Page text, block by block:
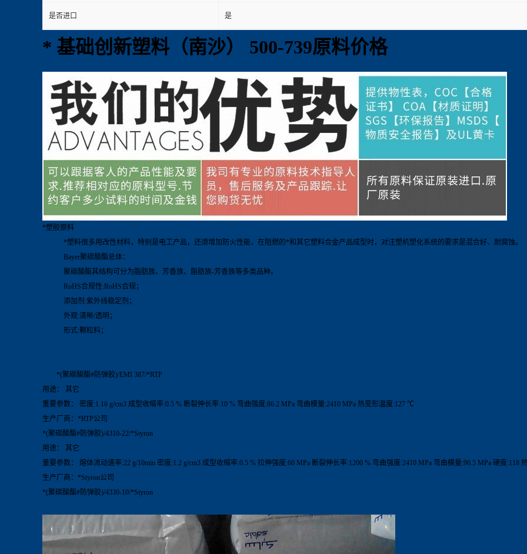
是否进口 是
* 基础创新塑料（南沙） 500-739原料价格
*塑胶原料
*塑料很多用改性材料，特别是电工产品，还须增加防火性能，在阻燃的*和其它塑料合金产品成型时，对注塑机塑化系统的要求是混合好、耐腐蚀。
Bayer聚碳酸酯总体：
聚碳酸酯其结构可分为脂肪族、芳香族、脂肪族-芳香族等多类品种。
RoHS合规性:RoHS合规；
添加剂:紫外线稳定剂；
外观:清晰/透明；
形式:颗粒料；
*(聚碳酸酯#防弹胶)/EMI 387/*RTP
用途： 其它
重要参数： 密度:1.16 g/cm3 成型收缩率:0.5 % 断裂伸长率:10 % 弯曲强度:86.2 MPa 弯曲模量:2410 MPa 热变形温度:127 ℃
生产厂商：*RTP公司
*(聚碳酸酯#防弹胶)/4310-22/*Styron
用途： 其它
重要参数： 熔体流动速率:22 g/10min 密度:1.2 g/cm3 成型收缩率:0.5 % 拉伸强度:60 MPa 断裂伸长率:1200 % 弯曲强度:2410 MPa 弯曲模量:96.5 MPa 硬度:118
生产厂商：*Styron公司
*(聚碳酸酯#防弹胶)/4330-10/*Styron